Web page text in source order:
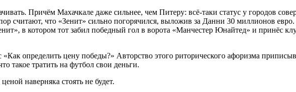
Причём Махачкале даже сильнее, чем Питеру: всё-таки статус у городов
считают, что «Зенит» сильно погорячился, выложив за Данни 30 миллионов
в котором тот забил победный гол в ворота «Манчестер Юнайтед» и принёс
определить цену победы?» Авторство этого риторического афоризма
такое тратить на футбол свои деньги.
наверняка стоять не будет.